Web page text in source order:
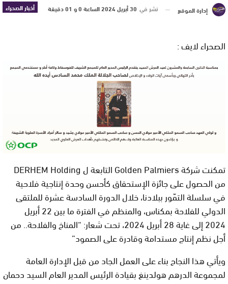
أخبار الصحراء إدارة الموقع نشر في 30 أبريل 2024 الساعة 0 و 01 دقيقة
الصحراء لايف :
تمكنت شركة Golden Palmiers التابعة ل DERHEM Holding
من الحصول على جائزة الإستحقاق كأحسن وحدة إنتاجية فلاحية
في سلسلة التمّور ببلادنا، خلال الدورة السادسة عشرة للملتقى
الدولي للفلاحة بمكناس، والمنظم في الفترة ما بين 22 أبريل
2024 إلى غاية 28 أبريل 2024، تحت شعار: “المناخ والفلاحة.. من
أجل نظم إنتاج مستدامة وقادرة على الصمود”
ويأتي هذا النجاح بناء على العمل الجاد من قبل الإدارة العامة
لمجموعة الدرهم هولدينغ بقيادة الرئيس المدير العام السيد دحمان